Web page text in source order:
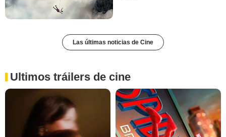
Las últimas noticias de Cine
Ultimos tráilers de cine